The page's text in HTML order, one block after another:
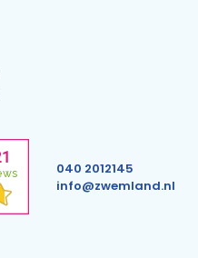
040 2012145
info@zwemland.nl